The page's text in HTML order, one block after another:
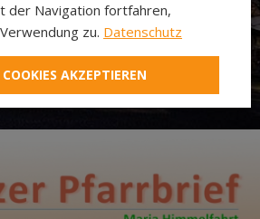
der Navigation fortfahren,
zu. Datenschutz
AKZEPTIEREN